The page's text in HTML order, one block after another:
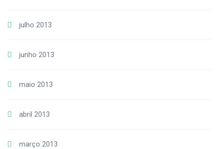
julho 2013
junho 2013
maio 2013
abril 2013
março 2013